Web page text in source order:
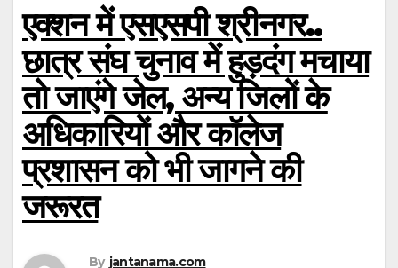
एक्शन में एसएसपी श्रीनगर..
छात्र संघ चुनाव में हुड़दंग मचाया
तो जाएंगे जेल, अन्य जिलों के
अधिकारियों और कॉलेज
प्रशासन को भी जागने की
जरूरत
By jantanama.com